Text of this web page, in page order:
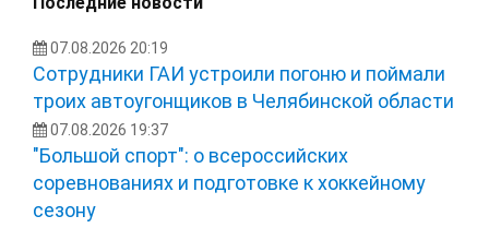
07.08.2026 20:19
Сотрудники ГАИ устроили погоню и поймали
троих автоугонщиков в Челябинской области
07.08.2026 19:37
"Большой спорт": о всероссийских
соревнованиях и подготовке к хоккейному
сезону